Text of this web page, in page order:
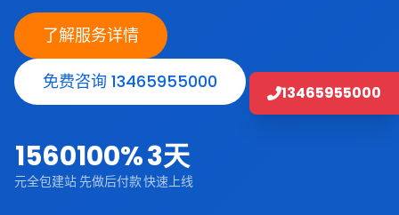
了解服务详情
免费咨询 13465955000
1560
元全包建站
100%
先做后付款
3天
快速上线
13465955000